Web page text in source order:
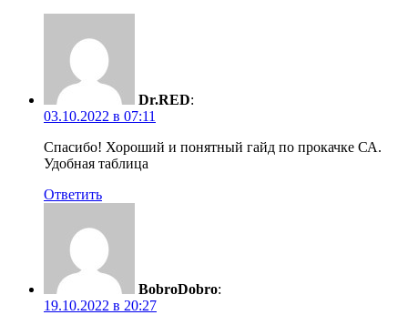
Dr.RED:
03.10.2022 в 07:11
Спасибо! Хороший и понятный гайд по прокачке СА.
Удобная таблица
Ответить
BobroDobro:
19.10.2022 в 20:27